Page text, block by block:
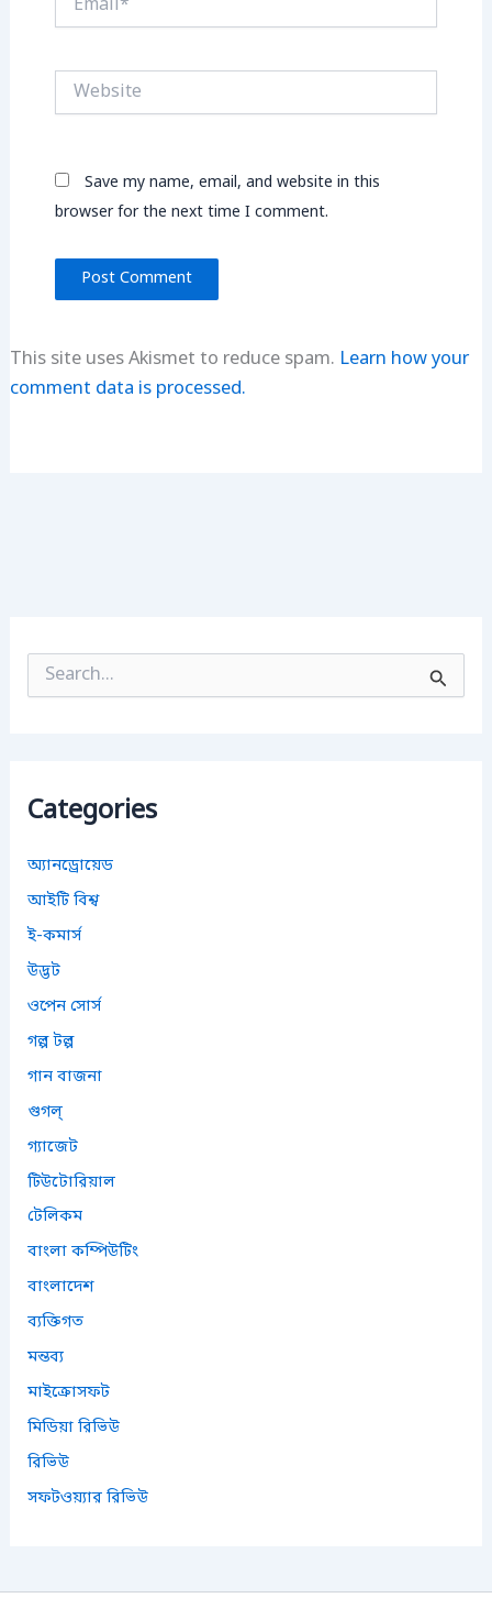
Website
Save my name, email, and website in this
browser for the next time I comment.
This site uses Akismet to reduce spam. Learn how your
comment data is processed.
f
o
:
Categories
অ্যানড্রোয়েড
আইটি বিশ্ব
ই-কমার্স
উদ্ভট
ওপেন সোর্স
গল্প টল্প
গান বাজনা
গুগল্
গ্যাজেট
টিউটোরিয়াল
টেলিকম
বাংলা কম্পিউটিং
বাংলাদেশ
ব্যক্তিগত
মন্তব্য
মাইক্রোসফট
মিডিয়া রিভিউ
রিভিউ
সফটওয়্যার রিভিউ